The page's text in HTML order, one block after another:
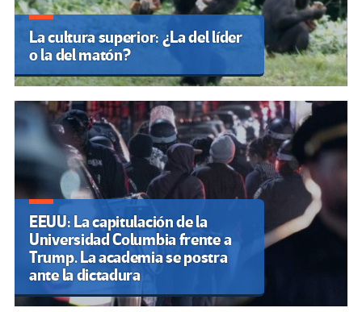
La cultura superior: ¿La del líder
o la del matón?
EEUU: La capitulación de la
Universidad Columbia frente a
Trump. La academia se postra
ante la dictadura